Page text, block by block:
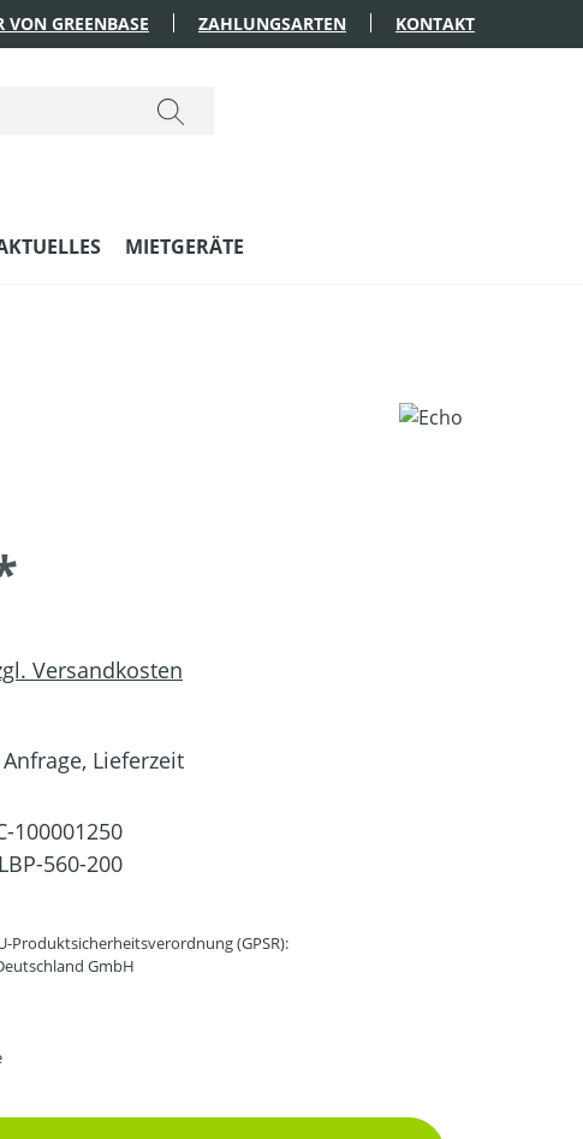
GREENBASE ZAHLUNGSARTEN KONTAKT
MIETGERÄTE
Versandkosten
Lieferzeit
100001250
LBP-560-200
Produktsicherheitsverordnung (GPSR):
GmbH